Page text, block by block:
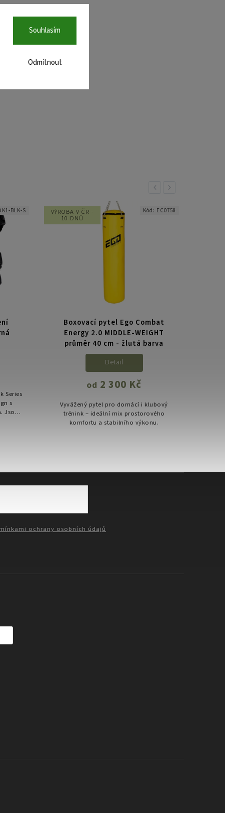
Odmítnout
Souhlasím
Previous
Series
s
Jsou
BLK-S VÝROBA V ČR -
10 DNŮ
Boxovací pytel Ego Combat
Energy 2.0 MIDDLE-WEIGHT
průměr 40 cm - žlutá barva
od 2 300 Kč
Detail
Vyvážený pytel pro domácí i klubový
trénink – ideální mix prostorového
komfortu a stabilního výkonu.
Kód: EC0758
Next
ochrany osobních údajů